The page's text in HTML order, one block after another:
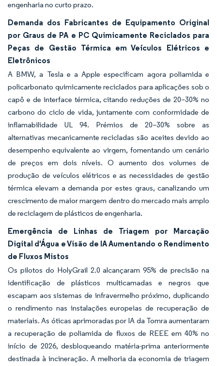
engenharia no curto prazo.
Demanda dos Fabricantes de Equipamento Original
por Graus de PA e PC Quimicamente Reciclados para
Peças de Gestão Térmica em Veículos Elétricos e
Eletrônicos
A BMW, a Tesla e a Apple especificam agora poliamida e
policarbonato quimicamente reciclados para aplicações sob o
capô e de interface térmica, citando reduções de 20–30% no
carbono do ciclo de vida, juntamente com conformidade de
inflamabilidade UL 94. Prémios de 20–30% sobre as
alternativas mecanicamente recicladas são aceites devido ao
desempenho equivalente ao virgem, fomentando um cenário
de preços em dois níveis. O aumento dos volumes de
produção de veículos elétricos e as necessidades de gestão
térmica elevam a demanda por estes graus, canalizando um
crescimento de maior margem dentro do mercado mais amplo
de reciclagem de plásticos de engenharia.
Emergência de Linhas de Triagem por Marcação
Digital d'Água e Visão de IA Aumentando o Rendimento
de Fluxos Mistos
Os pilotos do HolyGrail 2.0 alcançaram 95% de precisão na
identificação de plásticos multicamadas e negros que
escapam aos sistemas de infravermelho próximo, duplicando
o rendimento nas instalações europeias de recuperação de
materiais. As óticas aprimoradas por IA da Tomra aumentaram
a recuperação de poliamida de fluxos de REEE em 40% no
início de 2026, desbloqueando matéria-prima anteriormente
destinada à incineração. A melhoria da economia de triagem